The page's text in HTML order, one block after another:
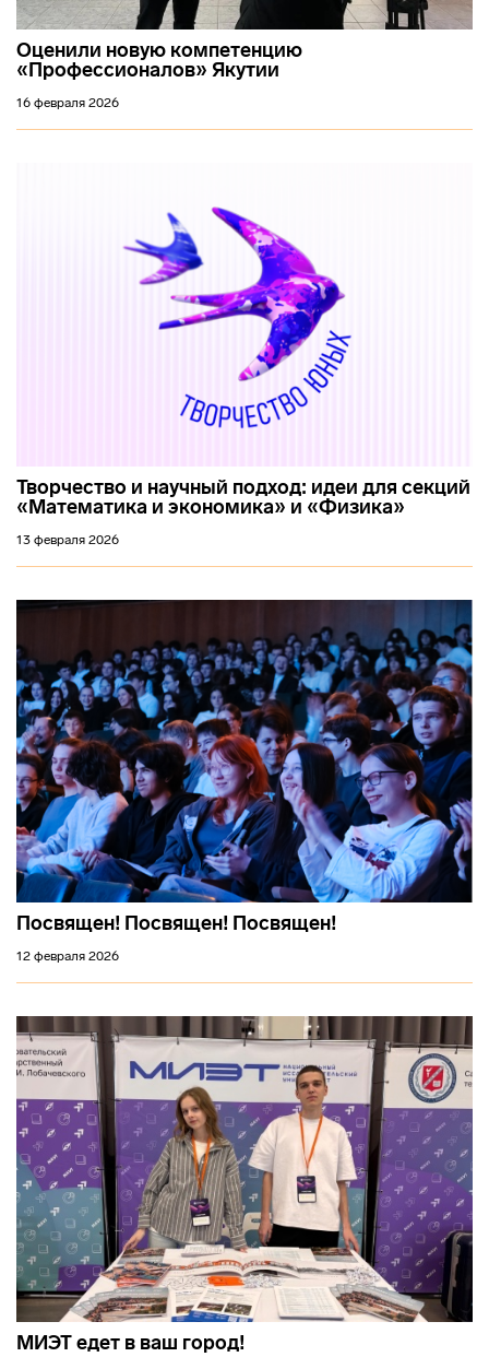
Оценили новую компетенцию
«Профессионалов» Якутии
16 февраля 2026
Творчество и научный подход: идеи для секций
«Математика и экономика» и «Физика»
13 февраля 2026
Посвящен! Посвящен! Посвящен!
12 февраля 2026
МИЭТ едет в ваш город!